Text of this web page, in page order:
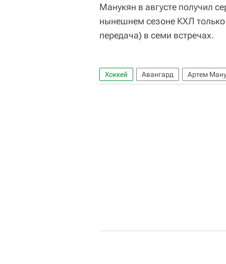
Манукян в августе получил
нынешнем сезоне КХЛ
передача) в семи встречах.
Хоккей Авангард Артем